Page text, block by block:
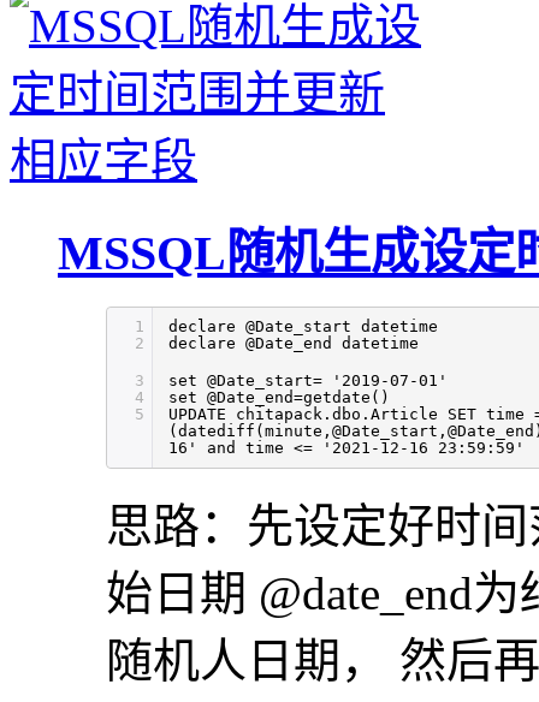
MSSQL随机生成设定
1
2
3
4
5
declare @Date_start datetime
declare @Date_end datetime
set @Date_start= '2019-07-01'
set @Date_end=getdate()
UPDATE chitapack.dbo.Article SET time
16' and time <= '2021-12-16 23:59:59'
思路：先设定好时间
始日期 @date_end
随机人日期， 然后